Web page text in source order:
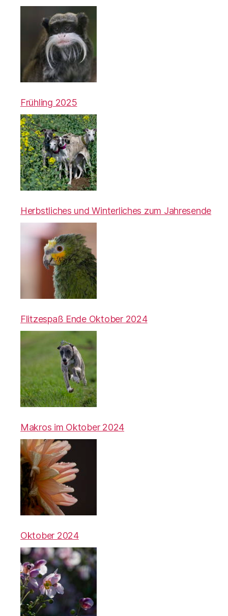
Frühling 2025
Herbstliches und Winterliches zum Jahresende
Flitzespaß Ende Oktober 2024
Makros im Oktober 2024
Oktober 2024